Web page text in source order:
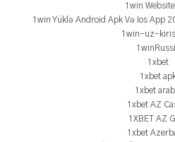
1win
1win Yüklə Android Apk Və Ios App
1win-uz-
1xbet
1xbet
1xbet
1xbet AZ
1XBET AZ
1xbet